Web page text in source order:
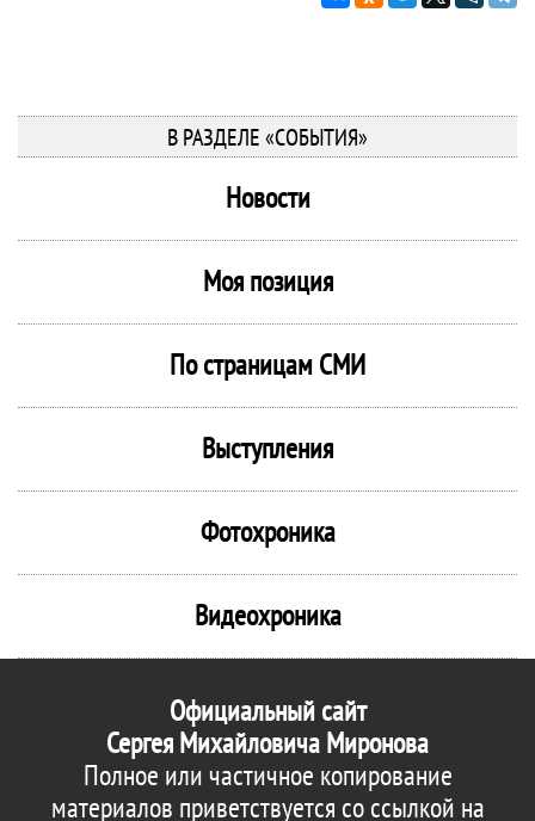
В РАЗДЕЛЕ «СОБЫТИЯ»
Новости
Моя позиция
По страницам СМИ
Выступления
Фотохроника
Видеохроника
Официальный сайт
Сергея Михайловича Миронова
Полное или частичное копирование
материалов приветствуется со ссылкой на